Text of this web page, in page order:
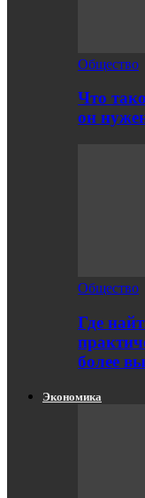
Общество
Что
он
Общество
Где
более
Экономика